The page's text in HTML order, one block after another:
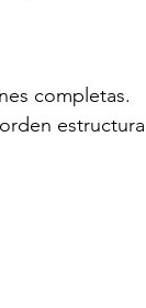
completas.